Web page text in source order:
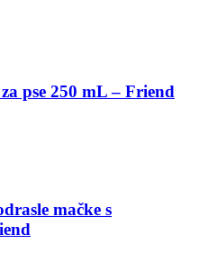
pse 250 mL – Friend
mačke s